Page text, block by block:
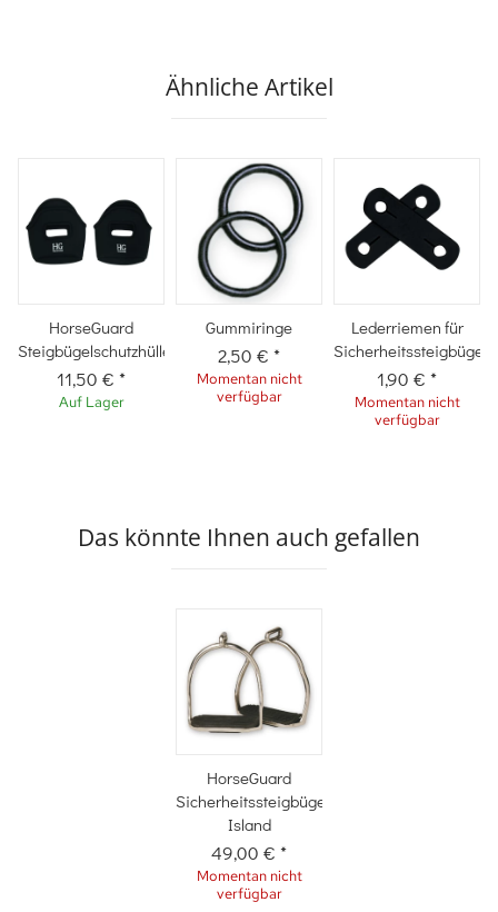
Ähnliche Artikel
HorseGuard
Steigbügelschutzhülle
11,50 € *
Auf Lager
Gummiringe
2,50 € *
Momentan nicht
verfügbar
Lederriemen für
Sicherheitssteigbügel
1,90 € *
Momentan nicht
verfügbar
Das könnte Ihnen auch gefallen
HorseGuard
Sicherheitssteigbügel
Island
49,00 € *
Momentan nicht
verfügbar